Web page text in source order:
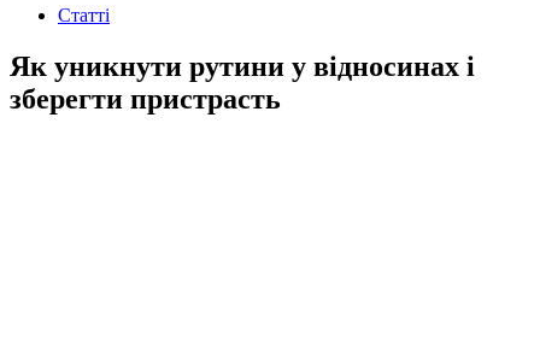
Статті
Як уникнути рутини у відносинах і
зберегти пристрасть